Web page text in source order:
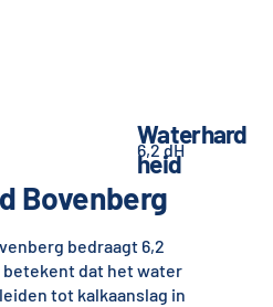
Bovenberg
bedraagt 6,2
betekent dat het water
tot kalkaanslag in
Waterhard
heid
6,2 dH